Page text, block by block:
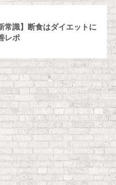
常識】断食はダイエットに
レポ